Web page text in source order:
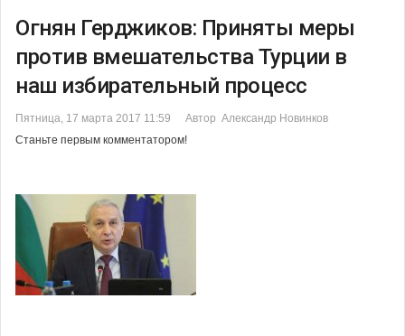
Огнян Герджиков: Приняты меры
против вмешательства Турции в
наш избирательный процесс
Пятница, 17 марта 2017 11:59
Автор Александр Новинков
Станьте первым комментатором!